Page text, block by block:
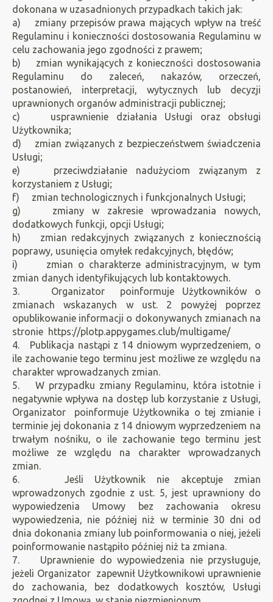
dokonana w uzasadnionych przypadkach takich jak:
a) zmiany przepisów prawa mających wpływ na treść
Regulaminu i konieczności dostosowania Regulaminu w
celu zachowania jego zgodności z prawem;
b) zmian wynikających z konieczności dostosowania
Regulaminu do zaleceń, nakazów, orzeczeń,
postanowień, interpretacji, wytycznych lub decyzji
uprawnionych organów administracji publicznej;
c) usprawnienie działania Usługi oraz obsługi
Użytkownika;
d) zmian związanych z bezpieczeństwem świadczenia
Usługi;
e) przeciwdziałanie nadużyciom związanym z
korzystaniem z Usługi;
f) zmian technologicznych i funkcjonalnych Usługi;
g) zmiany w zakresie wprowadzania nowych,
dodatkowych funkcji, opcji Usługi;
h) zmian redakcyjnych związanych z koniecznością
poprawy, usunięcia omyłek redakcyjnych, błędów;
i) zmian o charakterze administracyjnym, w tym
zmian danych identyfikujących lub kontaktowych.
3. Organizator poinformuje Użytkowników o
zmianach wskazanych w ust. 2 powyżej poprzez
opublikowanie informacji o dokonywanych zmianach na
stronie https://plotp.appygames.club/multigame/
4. Publikacja nastąpi z 14 dniowym wyprzedzeniem, o
ile zachowanie tego terminu jest możliwe ze względu na
charakter wprowadzanych zmian.
5. W przypadku zmiany Regulaminu, która istotnie i
negatywnie wpływa na dostęp lub korzystanie z Usługi,
Organizator poinformuje Użytkownika o tej zmianie i
terminie jej dokonania z 14 dniowym wyprzedzeniem na
trwałym nośniku, o ile zachowanie tego terminu jest
możliwe ze względu na charakter wprowadzanych
zmian.
6. Jeśli Użytkownik nie akceptuje zmian
wprowadzonych zgodnie z ust. 5, jest uprawniony do
wypowiedzenia Umowy bez zachowania okresu
wypowiedzenia, nie później niż w terminie 30 dni od
dnia dokonania zmiany lub poinformowania o niej, jeżeli
poinformowanie nastąpiło później niż ta zmiana.
7. Uprawnienie do wypowiedzenia nie przysługuje,
jeżeli Organizator zapewnił Użytkownikowi uprawnienie
do zachowania, bez dodatkowych kosztów, Usługi